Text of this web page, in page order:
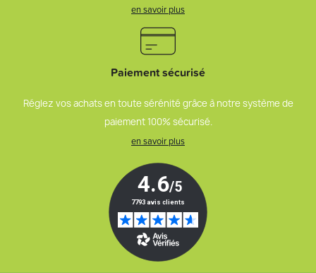
en savoir plus
Paiement sécurisé
Réglez vos achats en toute sérénité grâce à notre système de
paiement 100% sécurisé.
en savoir plus